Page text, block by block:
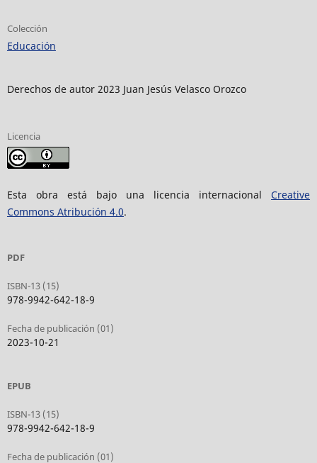
Colección
Educación
Derechos de autor 2023 Juan Jesús Velasco Orozco
Licencia
Esta obra está bajo una licencia internacionalCreative
Commons Atribución 4.0.
PDF
ISBN-13 (15)
978-9942-642-18-9
Fecha de publicación (01)
2023-10-21
EPUB
ISBN-13 (15)
978-9942-642-18-9
Fecha de publicación (01)